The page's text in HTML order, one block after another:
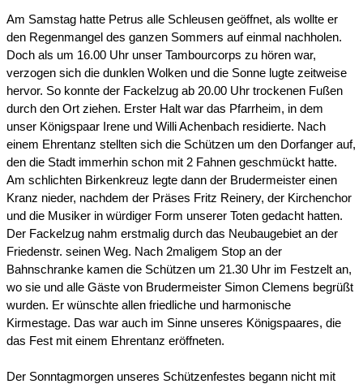
Am Samstag hatte Petrus alle Schleusen geöffnet, als wollte er
den Regenmangel des ganzen Sommers auf einmal nachholen.
Doch als um 16.00 Uhr unser Tambourcorps zu hören war,
verzogen sich die dunklen Wolken und die Sonne lugte zeitweise
hervor. So konnte der Fackelzug ab 20.00 Uhr trockenen Fußen
durch den Ort ziehen. Erster Halt war das Pfarrheim, in dem
unser Königspaar Irene und Willi Achenbach residierte. Nach
einem Ehrentanz stellten sich die Schützen um den Dorfanger auf,
den die Stadt immerhin schon mit 2 Fahnen geschmückt hatte.
Am schlichten Birkenkreuz legte dann der Brudermeister einen
Kranz nieder, nachdem der Präses Fritz Reinery, der Kirchenchor
und die Musiker in würdiger Form unserer Toten gedacht hatten.
Der Fackelzug nahm erstmalig durch das Neubaugebiet an der
Friedenstr. seinen Weg. Nach 2maligem Stop an der
Bahnschranke kamen die Schützen um 21.30 Uhr im Festzelt an,
wo sie und alle Gäste von Brudermeister Simon Clemens begrüßt
wurden. Er wünschte allen friedliche und harmonische
Kirmestage. Das war auch im Sinne unseres Königspaares, die
das Fest mit einem Ehrentanz eröffneten.
Der Sonntagmorgen unseres Schützenfestes begann nicht mit